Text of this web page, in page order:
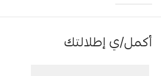
أكمل/ي إطلالتك